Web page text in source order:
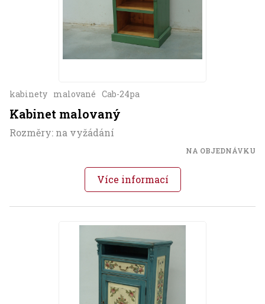
kabinety malované Cab-24pa
Kabinet malovaný
Rozměry: na vyžádání
NA OBJEDNÁVKU
Více informací